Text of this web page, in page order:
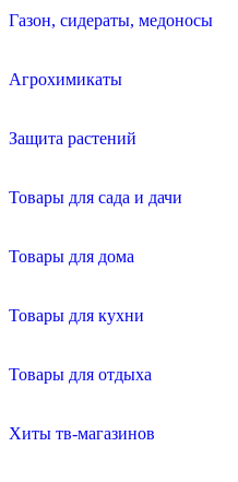
Газон, сидераты, медоносы
Агрохимикаты
Защита растений
Товары для сада и дачи
Товары для дома
Товары для кухни
Товары для отдыха
Хиты тв-магазинов